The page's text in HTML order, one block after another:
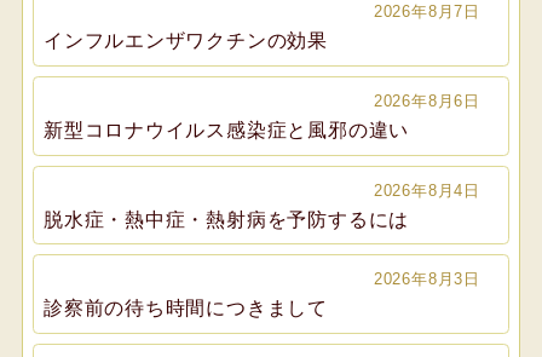
2026年8月7日
インフルエンザワクチンの効果
2026年8月6日
新型コロナウイルス感染症と風邪の違い
2026年8月4日
脱水症・熱中症・熱射病を予防するには
2026年8月3日
診察前の待ち時間につきまして